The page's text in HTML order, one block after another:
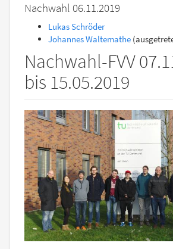
Nachwahl 06.11.2019
Lukas Schröder
Johannes Waltemathe
Nachwahl-FVV
bis 15.05.2019